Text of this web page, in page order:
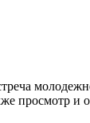
просмотр и